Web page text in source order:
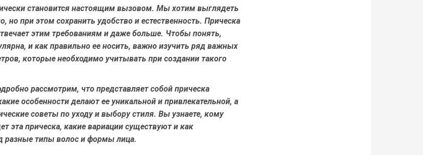
становится настоящим вызовом. Мы хотим выглядеть
но при этом сохранить удобство и естественность. Прическа
этим требованиям и даже больше. Чтобы понять,
и как правильно ее носить, важно изучить ряд важных
которые необходимо учитывать при создании такого
рассмотрим, что представляет собой прическа
особенности делают ее уникальной и привлекательной, а
советы по уходу и выбору стиля. Вы узнаете, кому
эта прическа, какие вариации существуют и как
разные типы волос и формы лица.